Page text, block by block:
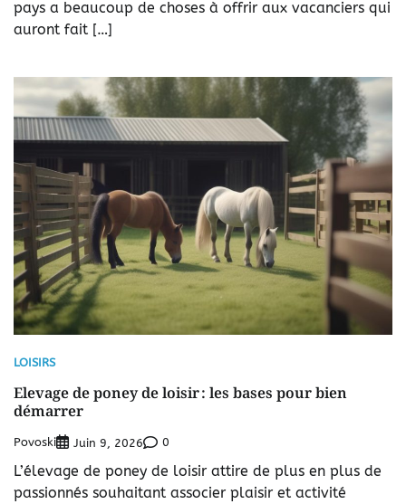
pays a beaucoup de choses à offrir aux vacanciers qui
auront fait […]
LOISIRS
Elevage de poney de loisir : les bases pour bien
démarrer
Povoski Juin 9, 2026 0
L’élevage de poney de loisir attire de plus en plus de
passionnés souhaitant associer plaisir et activité